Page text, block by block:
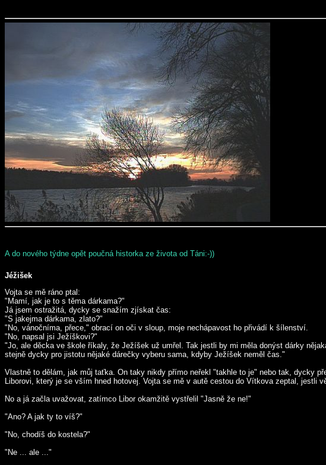
A do nového týdne opět poučná historka ze života od Táni:-))
Jéžišek
Vojta se mě ráno ptal:
"Mamí, jak je to s těma dárkama?"
Já jsem ostražitá, dycky se snažím zjískat čas:
"S jakejma dárkama, zlato?"
"No, vánočníma, přece," obrací on oči v sloup, moje nechápavost ho přivádí k šílenství.
"No, napsal jsi Ježíškovi?"
"Jo, ale děcka ve škole říkaly, že Ježíšek už umřel. Tak jestli by mi měla donýst dárky
stejně dycky pro jistotu nějaké dárečky vyberu sama, kdyby Ježíšek neměl čas."
Vlastně to dělám, jak můj taťka. On taky nikdy přímo neřekl "takhle to je" nebo tak, dycky
Liborovi, který je se vším hned hotovej. Vojta se mě v autě cestou do Vítkova zeptal, jestli
No a já začla uvažovat, zatímco Libor okamžitě vystřelil "Jasně že ne!"
"Ano? A jak ty to víš?"
"No, chodíš do kostela?"
"Ne ... ale ..."